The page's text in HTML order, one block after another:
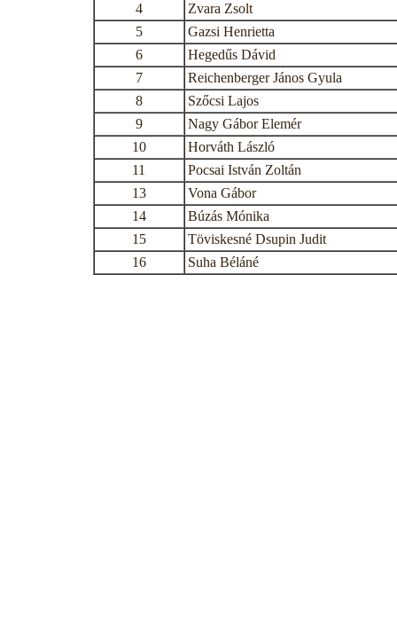
4
Zvara Zsolt
5
Gazsi Henrietta
6
Hegedűs Dávid
7
Reichenberger János Gyula
8
Szőcsi Lajos
9
Nagy Gábor Elemér
10
Horváth László
11
Pocsai István Zoltán
13
Vona Gábor
14
Búzás Mónika
15
Töviskesné Dsupin Judit
16
Suha Béláné